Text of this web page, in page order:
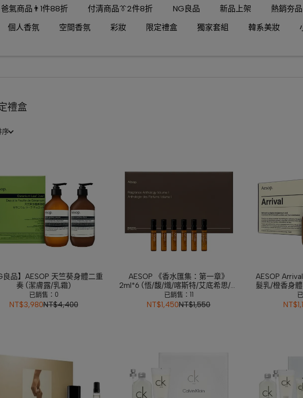
爸氣商品👨1件88折 付清商品👔2件8折 NG良品 新品上架 熱銷夯品
個人香氛
空間香氛 彩妝 限定禮盒 獨家套組 韓系美妝
禮盒
序
良品】AESOP 天竺葵身體二重
奏 (潔膚露/乳霜)
已銷售：0
NT$3,980NT$4,400
AESOP 《香水匯集：第一章》
2ml*6 (悟/馥/熾/喀斯特/艾底希思/馬
拉喀什馥郁)
已銷售：11
NT$1,450NT$1,550
AESOP
髮乳/橙香身